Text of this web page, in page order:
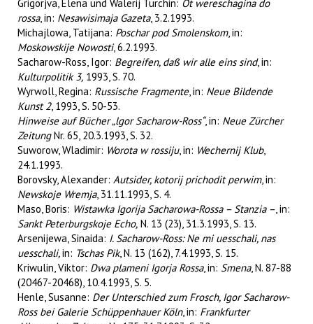
Grigorjva, Elena und Walerij Turchin: Ot wereschagina do
rossa, in: Nesawisimaja Gazeta, 3.2.1993.
Michajlowa, Tatijana: Poschar pod Smolenskom, in:
Moskowskije Nowosti, 6.2.1993.
Sacharow-Ross, Igor: Begreifen, daß wir alle eins sind, in:
Kulturpolitik 3, 1993, S. 70.
Wyrwoll, Regina: Russische Fragmente, in: Neue Bildende
Kunst 2, 1993, S. 50-53.
Hinweise auf Bücher „lgor Sacharow-Ross“, in: Neue Zürcher
ZeitungNr. 65, 20.3.1993, S. 32.
Suworow, Wladimir: Worota w rossiju, in: Wechernij Klub,
24.1.1993.
Borovsky, Alexander: Autsider, kotorij prichodit perwim, in:
Newskoje Wremja, 31.11.1993, S. 4.
Maso, Boris: Wistawka Igorija Sacharowa-Rossa – Stanzia – , in:
Sankt Peterburgskoje Echo, N. 13 (23), 31.3.1993, S. 13.
Arsenijewa, Sinaida: I. Sacharow-Ross: Ne mi uesschali, nas
uesschali,in: Tschas Pik, N. 13 (162), 7.4.1993, S. 15.
Kriwulin, Viktor: Dwa plameni Igorja Rossa, in: Smena, N. 87-88
(20467-20468), 10.4.1993, S. 5.
Henle, Susanne: Der Unterschied zum Frosch, Igor Sacharow-
Ross bei Galerie Schüppenhauer Köln, in: Frankfurter